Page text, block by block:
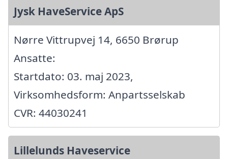
Jysk HaveService ApS
Nørre Vittrupvej 14, 6650 Brørup
Ansatte:
Startdato: 03. maj 2023,
Virksomhedsform: Anpartsselskab
CVR: 44030241
Lillelunds Haveservice